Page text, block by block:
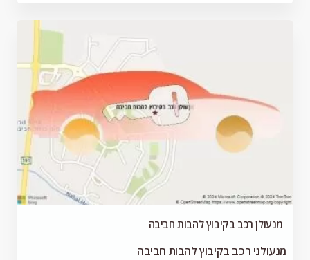
מנעולן רכב בקיבוץ להבות חביבה
מנעולני רכב בקיבוץ להבות חביבה